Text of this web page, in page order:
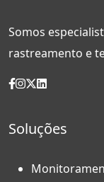
Somos
rastreamento e
Soluções